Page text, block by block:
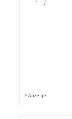
* Anzeige